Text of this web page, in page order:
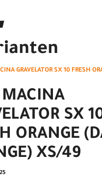
GRAVELATOR SX 10 FRESH
SX
ORANGE
XS/49